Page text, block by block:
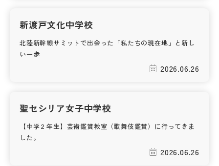
新渡戸文化中学校
北陸新幹線サミットで出会った「私たちの現在地」と新し
い一歩
2026.06.26
聖セシリア女子中学校
【中学２年生】芸術鑑賞教室（歌舞伎鑑賞）に行ってきま
した。
2026.06.26